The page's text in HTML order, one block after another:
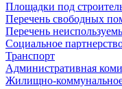
Площадки под
Перечень свободных
Перечень
Социальное
Транспорт
Административная
Жилищно-коммунальное